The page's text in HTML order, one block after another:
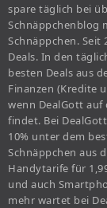
spare täglich bei
Schnäppchenblog
Schnäppchen. Seit
Deals. In den
besten Deals aus
Finanzen (Kredite
wenn DealGott auf
findet. Bei
10% unter dem
Schnäppchen aus
Handytarife für
und auch
mehr wartet bei